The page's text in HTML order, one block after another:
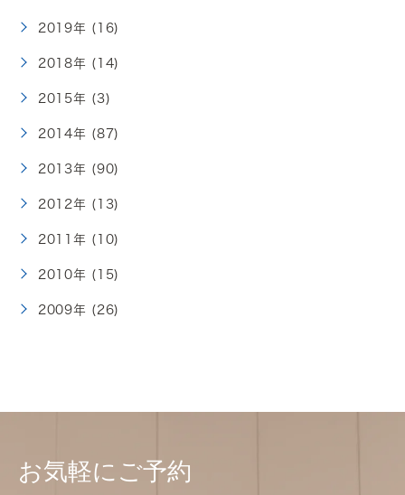
2019年 (16)
2018年 (14)
2015年 (3)
2014年 (87)
2013年 (90)
2012年 (13)
2011年 (10)
2010年 (15)
2009年 (26)
お気軽にご予約